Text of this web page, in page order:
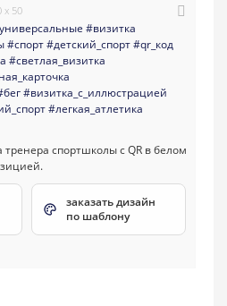
x 50
#визитка
#спорт#детский_спорт#qr_код
#светлая_визитка
#визитка_с_иллюстрацией
#легкая_атлетика
заказать дизайн
по шаблону